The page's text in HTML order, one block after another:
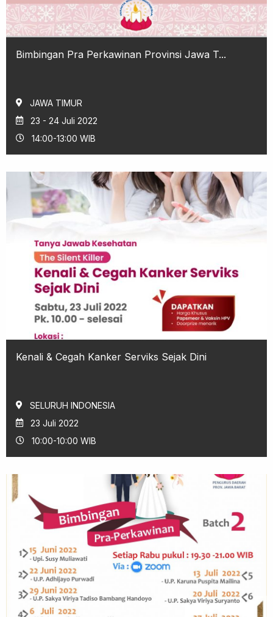
Bimbingan Pra Perkawinan Provinsi Jawa T...
JAWA TIMUR
23 - 24 Juli 2022
14:00-13:00 WIB
Kenali & Cegah Kanker Serviks Sejak Dini
SELURUH INDONESIA
23 Juli 2022
10:00-10:00 WIB